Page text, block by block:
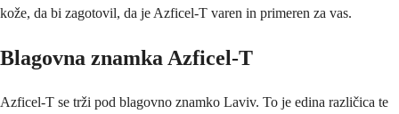
kože, da bi zagotovil, da je Azficel-T varen in primeren za vas.
Blagovna znamka Azficel-T
Azficel-T se trži pod blagovno znamko Laviv. To je edina različica te